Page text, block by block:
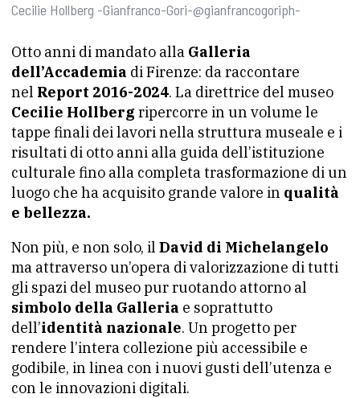
Cecilie Hollberg -Gianfranco-Gori-@gianfrancogoriph-
Otto anni di mandato alla Galleria
dell’Accademia di Firenze: da raccontare
nel Report 2016-2024. La direttrice del museo
Cecilie Hollberg ripercorre in un volume le
tappe finali dei lavori nella struttura museale e i
risultati di otto anni alla guida dell’istituzione
culturale fino alla completa trasformazione di un
luogo che ha acquisito grande valore in qualità
e bellezza.
Non più, e non solo, il David di Michelangelo
ma attraverso un’opera di valorizzazione di tutti
gli spazi del museo pur ruotando attorno al
simbolo della Galleria e soprattutto
dell’identità nazionale. Un progetto per
rendere l’intera collezione più accessibile e
godibile, in linea con i nuovi gusti dell’utenza e
con le innovazioni digitali.